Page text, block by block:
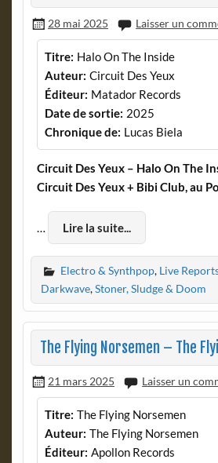
28 mai 2025 Laisser un
Titre: Halo On The Inside
Auteur: Circuit Des Yeux
Éditeur: Matador Records
Date de sortie: 2025
Chronique de: Lucas Biela
Circuit Des Yeux – Halo On The
Circuit Des Yeux + Bibi Club, au
… Lire la suite...
Electro & Synthpop, Live
Darkwave,Stoner, Sludge & Doom
The Flying Norsemen – The
21 mars 2025 Laisser un
Titre: The Flying Norsemen
Auteur: The Flying Norsemen
Éditeur: Apollon Records